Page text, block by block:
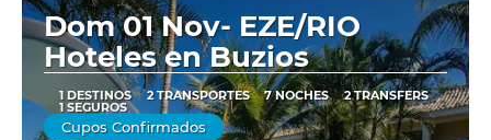
Dom 01 Nov- EZE/RIO
Hoteles en Buzios
1 DESTINOS 2 TRANSPORTES 7 NOCHES 2 TRANSFERS
1 SEGUROS
Cupos Confirmados